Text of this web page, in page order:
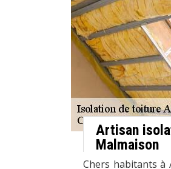
Artisan
Malmaison
Chers habitants à